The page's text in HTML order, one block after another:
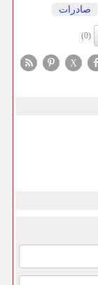
صادرات
(0)
X